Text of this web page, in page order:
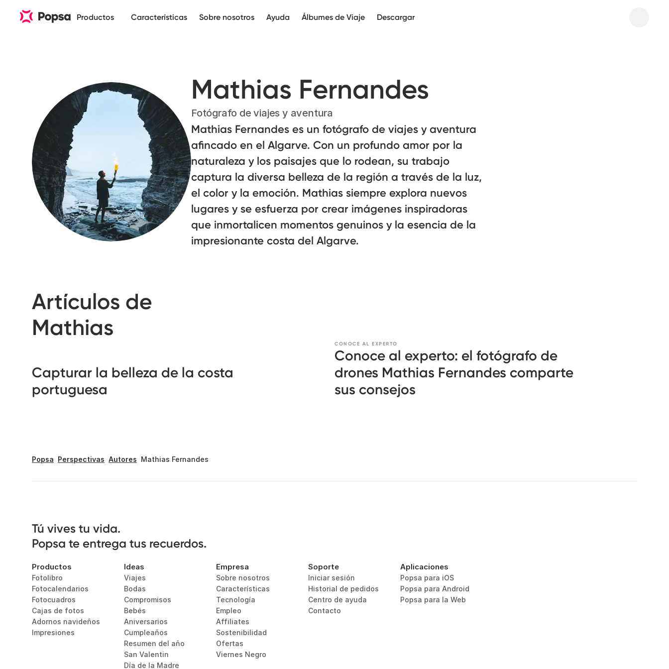
Productos Características Sobre nosotros Ayuda Álbumes de Viaje Descargar
Mathias Fernandes
Fotógrafo de viajes y aventura
Mathias Fernandes es un fotógrafo de viajes y aventura
afincado en el Algarve. Con un profundo amor por la
naturaleza y los paisajes que lo rodean, su trabajo
captura la diversa belleza de la región a través de la luz,
el color y la emoción. Mathias siempre explora nuevos
lugares y se esfuerza por crear imágenes inspiradoras
que inmortalicen momentos genuinos y la esencia de la
impresionante costa del Algarve.
Artículos de
Mathias
Capturar la belleza de la costa
portuguesa
CONOCE AL EXPERTO
Conoce al experto: el fotógrafo de
drones Mathias Fernandes comparte
sus consejos
Popsa Perspectivas Autores Mathias Fernandes
Tú vives tu vida.
Popsa te entrega tus recuerdos.
Productos
Fotolibro
Fotocalendarios
Fotocuadros
Cajas de fotos
Adornos navideños
Impresiones
Ideas
Viajes
Bodas
Compromisos
Bebés
Aniversarios
Cumpleaños
Resumen del año
San Valentin
Día de la Madre
Empresa
Sobre nosotros
Características
Tecnología
Empleo
Affiliates
Sostenibilidad
Ofertas
Viernes Negro
Soporte
Iniciar sesión
Historial de pedidos
Centro de ayuda
Contacto
Aplicaciones
Popsa para iOS
Popsa para Android
Popsa para la Web